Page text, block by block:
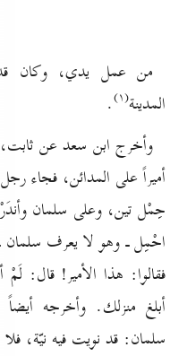
من عمل يدي، وكان
المدينة(۱) .
وأخرج ابن سعد عن
أميراً على المدائن، فجاء
حِمْل تين، وعلى سلمان
احْمِل ـ وهو لا يعرف سلمان
فقالوا: هذا الأمير! قال: لَمْ
أبلغ منزلك. وأخرجه أيضاً
سلمان: قد نويت فيه نيّة،